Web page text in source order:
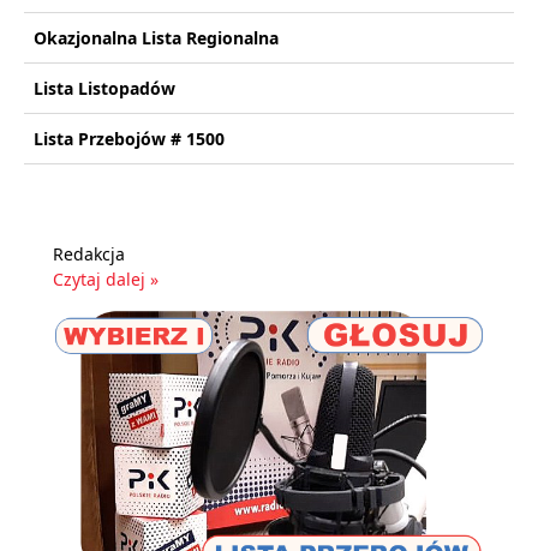
Okazjonalna Lista Regionalna
Lista Listopadów
Lista Przebojów # 1500
Redakcja
Czytaj dalej »